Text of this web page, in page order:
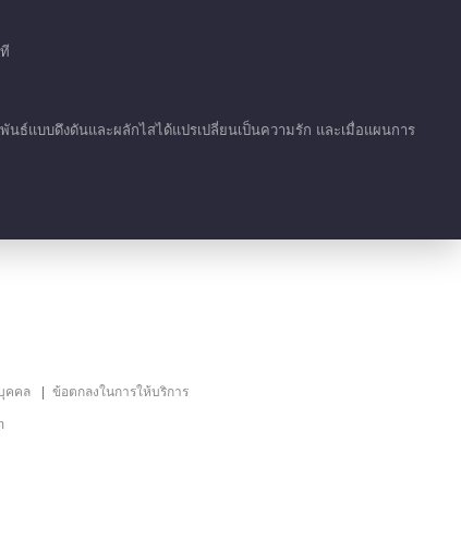
00:29
ธ์แบบดึงดันและผลักไสได้แปรเปลี่ยนเป็นความรัก และเมื่อแผนการ
คคล ข้อตกลงในการให้บริการ